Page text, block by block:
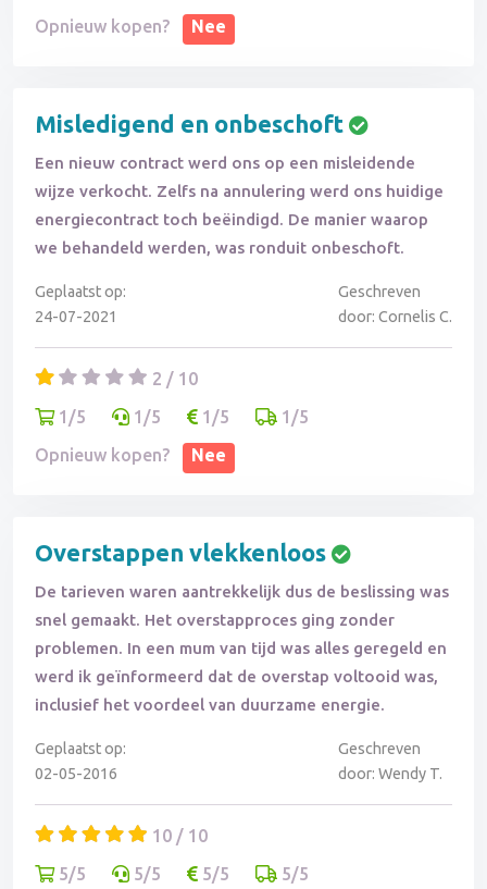
Opnieuw kopen?
Nee
Misledigend en onbeschoft
Een nieuw contract werd ons op een misleidende
wijze verkocht. Zelfs na annulering werd ons huidige
energiecontract toch beëindigd. De manier waarop
we behandeld werden, was ronduit onbeschoft.
Geplaatst op:
24-07-2021
Geschreven
door: Cornelis C.
2 / 10
1/5
1/5 1/5
1/5
Opnieuw kopen?
Nee
Overstappen vlekkenloos
De tarieven waren aantrekkelijk dus de beslissing was
snel gemaakt. Het overstapproces ging zonder
problemen. In een mum van tijd was alles geregeld en
werd ik geïnformeerd dat de overstap voltooid was,
inclusief het voordeel van duurzame energie.
Geplaatst op:
02-05-2016
Geschreven
door: Wendy T.
10 / 10
5/5
5/5 5/5
5/5